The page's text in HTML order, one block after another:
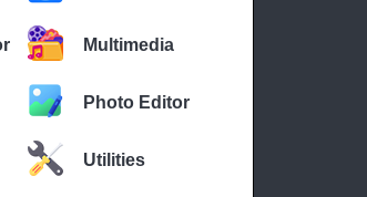
Multimedia
Photo Editor
Utilities